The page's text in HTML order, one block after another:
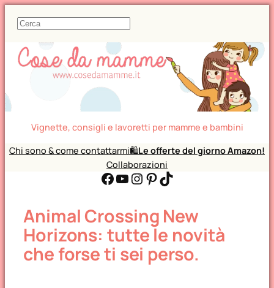
C
r
c
Vignette, consigli e lavoretti per mamme e bambini
Chi sono & come contattarmi🛍️Le offerte del giorno Amazon!
Collaborazioni
Facebook YouTube Instagram Pinterest TikTok
Animal Crossing New
Horizons: tutte le novità
che forse ti sei perso.